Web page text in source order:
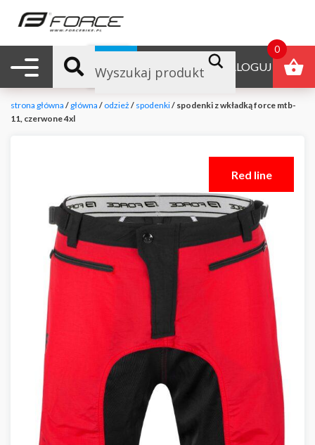
Nawigacja mobilna ZALOGUJ
B2B
strona główna / główna / odzież / spodenki/ spodenki z wkładką force mtb-
11, czerwone 4xl
Red line
0